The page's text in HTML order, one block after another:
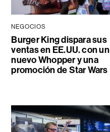
NEGOCIOS
Burger King dispara sus
ventas en EE.UU. con un
nuevo Whopper y una
promoción de Star Wars